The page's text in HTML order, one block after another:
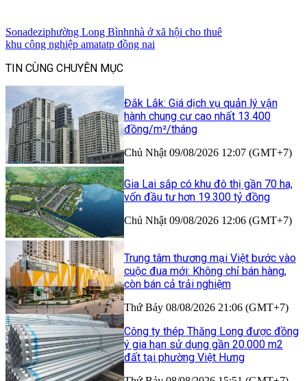
Sonadeziphường Long Bìnhnhà ở xã hội cho thuê
khu công nghiệp amatatp đồng nai
TIN CÙNG CHUYÊN MỤC
Đắk Lắk: Giá dịch vụ quản lý vận
hành chung cư cao nhất 13.400
đồng/m²/tháng
Chủ Nhật 09/08/2026 12:07 (GMT+7)
Gia Lai sắp có khu đô thị gần 70 ha,
vốn đầu tư hơn 19.300 tỷ đồng
Chủ Nhật 09/08/2026 12:06 (GMT+7)
Trung tâm thương mại Việt bước vào
cuộc đua mới: Không chỉ bán hàng,
còn bán cả trải nghiệm
Thứ Bảy 08/08/2026 21:06 (GMT+7)
Công ty thép Thăng Long được đồng
ý gia hạn sử dụng gần 20.000 m2
đất tại phường Việt Hưng